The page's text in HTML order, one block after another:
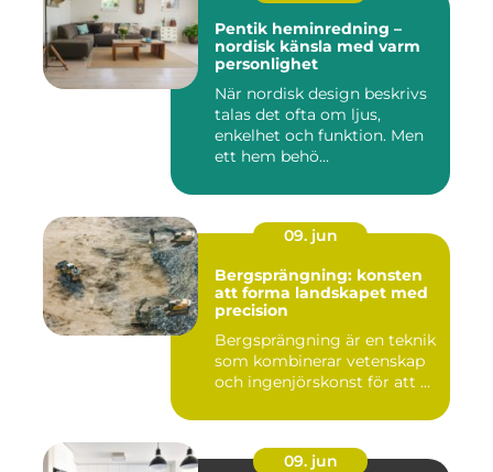
Pentik heminredning –
nordisk känsla med varm
personlighet
När nordisk design beskrivs
talas det ofta om ljus,
enkelhet och funktion. Men
ett hem behö...
09. jun
Bergsprängning: konsten
att forma landskapet med
precision
Bergsprängning är en teknik
som kombinerar vetenskap
och ingenjörskonst för att ...
09. jun